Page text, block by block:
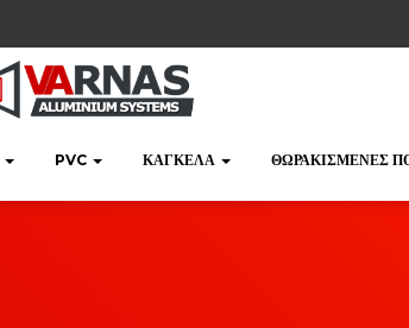
PVC ΚΆΓΚΕΛΑ ΘΩΡΑΚΙΣΜΈΝΕΣ